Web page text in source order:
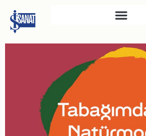
SAHNE SANATLARI
TÜRKIYE İŞ BANKASI
RESIM HEYKEL MÜZESI
TÜRKIYE İŞ BANKASI
MÜZESI